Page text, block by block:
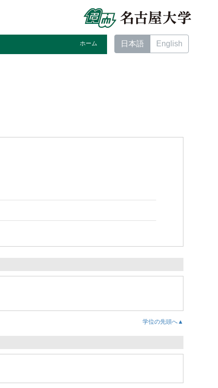
ホーム 日本語 English
学位の先頭へ▲